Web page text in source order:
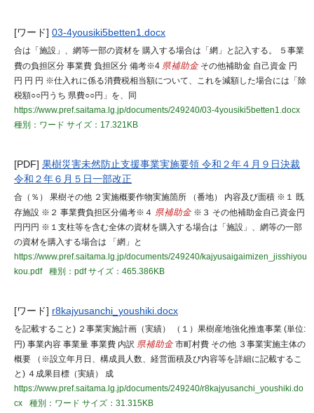
[ワード] 03-4yousiki5betten1.docx
合は「施設」、網等一部の資材を 購入する場合は「網」と記入する。 ５事業
費の負担区分 事業費 負担区分 備考※4 県補助金 その他補助金 自己資金 円
円 円 円 ※仕入れに係る消費税相当額について、これを減額した場合には「除
税額○○円うち 県費○○円」を、同
https://www.pref.saitama.lg.jp/documents/249240/03-4yousiki5betten1.docx
種別：ワード サイズ：17.321KB
[PDF] 果樹災害未然防止支援事業実施要領 令和２年４月９日決裁
令和２年６月５日一部改正
合（％） 果樹その他 ２実施概要作物実施箇所 （番地） 内容及び面積 ※１ 既
存施設 ※２ 事業費負担区分備考※４ 県補助金 ※３ その他補助金自己資金円
円円円 ※１支柱等を含む全体の資材を購入する場合は「施設」、網等の一部
の資材を購入する場合は 「網」と
https://www.pref.saitama.lg.jp/documents/249240/kajyusaigaimizen_jisshiyou
kou.pdf
種別：pdfサイズ：465.386KB
[ワード] r8kajyusanchi_youshiki.docx
を記載すること) ２事業実施計画（実績） （１）果樹産地強化推進事業 (単位:
円) 事業内容 事業量 事業費 内訳 県補助金 市町村費 その他 ３事業実施主体の
概要 （※設立年月日、構成員人数、経営面積及び内容等を詳細に記載するこ
と) ４成果目標（実績） 成
https://www.pref.saitama.lg.jp/documents/249240/r8kajyusanchi_youshiki.do
cx
種別：ワード サイズ：31.315KB